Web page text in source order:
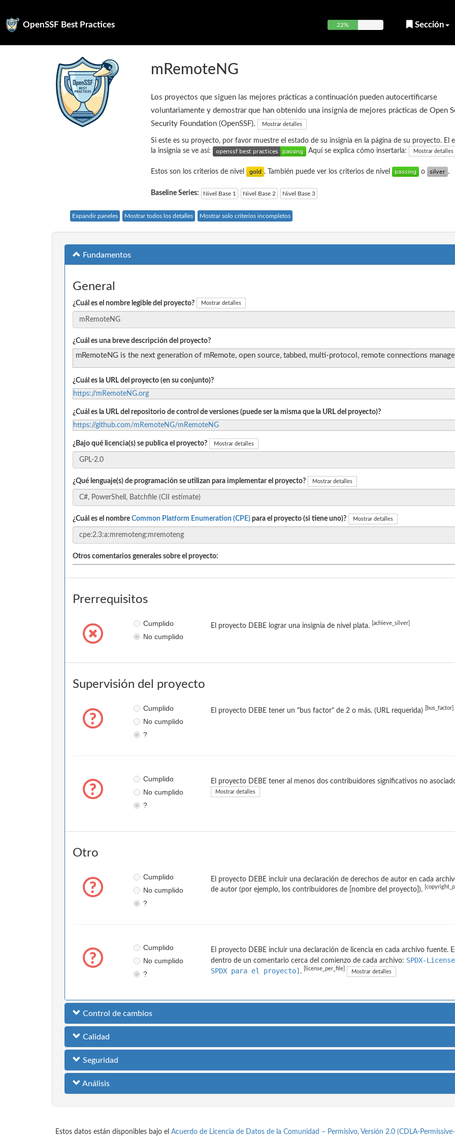
OpenSSF Best Practices 22% Sección
mRemoteNG
Los proyectos que siguen las mejores prácticas a continuación pueden autocertificarse
voluntariamente y demostrar que han obtenido una insignia de mejores prácticas de Open
Security Foundation (OpenSSF).
Mostrar detalles
Si este es su proyecto, por favor muestre el estado de su insignia en la página de su proyecto. El
la insignia se ve así:
Aquí se explica cómo insertarla: Mostrar detalles
Estos son los criterios de nivel . También puede ver los criterios de nivel o .
Baseline Series: Nivel Base 1 Nivel Base 2 Nivel Base 3
Expandir paneles Mostrar todos los detalles Mostrar solo criterios incompletos
Fundamentos
General
¿Cuál es el nombre legible del proyecto? Mostrar detalles
¿Cuál es una breve descripción del proyecto?
mRemoteNG is the next generation of mRemote, open source, tabbed, multi-protocol, remote connections
¿Cuál es la URL del proyecto (en su conjunto)?
https://mRemoteNG.org
¿Cuál es la URL del repositorio de control de versiones (puede ser la misma que la URL del proyecto)?
https://github.com/mRemoteNG/mRemoteNG
¿Bajo qué licencia(s) se publica el proyecto? Mostrar detalles
¿Qué lenguaje(s) de programación se utilizan para implementar el proyecto? Mostrar detalles
¿Cuál es el nombre Common Platform Enumeration (CPE) para el proyecto (si tiene uno)? Mostrar detalles
Otros comentarios generales sobre el proyecto:
Prerrequisitos
Cumplido
No cumplido
El proyecto DEBE lograr una insignia de nivel plata. [achieve_silver]
Supervisión del proyecto
Cumplido
No cumplido
?
El proyecto DEBE tener un "bus factor" de 2 o más. (URL requerida) [bus_factor]
Cumplido
No cumplido
?
El proyecto DEBE tener al menos dos contribuidores significativos no
Mostrar detalles
Otro
Cumplido
No cumplido
?
El proyecto DEBE incluir una declaración de derechos de autor en cada
de autor (por ejemplo, los contribuidores de [nombre del proyecto]).
Cumplido
No cumplido
?
El proyecto DEBE incluir una declaración de licencia en cada archivo fuente.
dentro de un comentario cerca del comienzo de cada archivo: SPDX-
SPDX para el proyecto] . [license_per_file] Mostrar detalles
Control de cambios
Calidad
Seguridad
Análisis
Estos datos están disponibles bajo el Acuerdo de Licencia de Datos de la Comunidad – Permisivo, Versión 2.0 (CDLA-